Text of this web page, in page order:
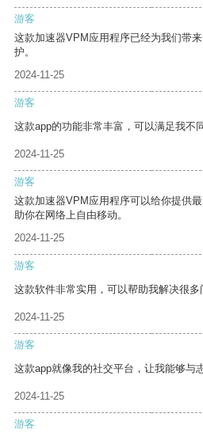
游客
这款加速器VPM应用程序已经为我们带
护。
2024-11-25
游客
这款app的功能非常丰富，可以满足我不
2024-11-25
游客
这款加速器VPM应用程序可以给你提供
助你在网络上自由移动。
2024-11-25
游客
这款软件非常实用，可以帮助我解决很多
2024-11-25
游客
这款app就像我的社交平台，让我能够与
2024-11-25
游客